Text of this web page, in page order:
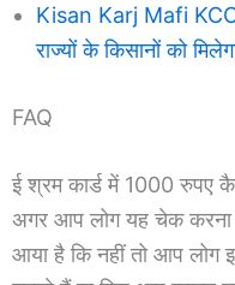
Kisan Karj Mafi KCC
राज्यों के किसानों को
FAQ
ई श्रम कार्ड में 1000 रुपए
अगर आप लोग यह चेक
आया है कि नहीं तो आप